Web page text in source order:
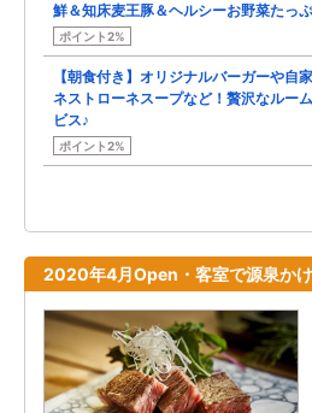
鮮＆知床麦王豚＆ヘルシーお野菜たっ
ポイント2%
【朝食付き】オリジナルバーガーや自
ネストローネスープなど！贅沢なルー
ビス♪
ポイント2%
2020年4月Open・客室で源泉か